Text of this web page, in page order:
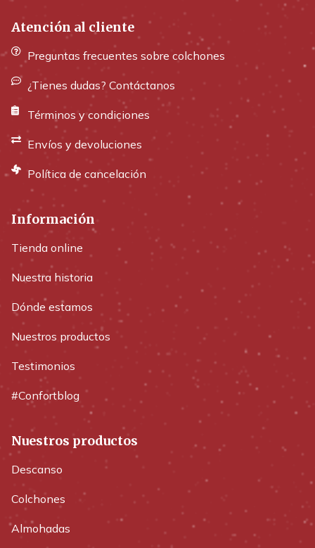
Atención al cliente
Preguntas frecuentes sobre colchones
¿Tienes dudas? Contáctanos
Términos y condiciones
Envíos y devoluciones
Política de cancelación
Información
Tienda online
Nuestra historia
Dónde estamos
Nuestros productos
Testimonios
#Confortblog
Nuestros productos
Descanso
Colchones
Almohadas